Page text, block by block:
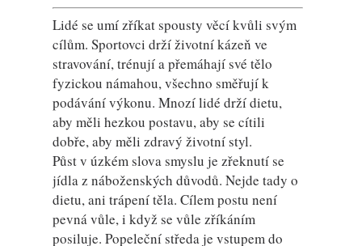
Lidé se umí zříkat spousty věcí kvůli svým
cílům. Sportovci drží životní kázeň ve
stravování, trénují a přemáhají své tělo
fyzickou námahou, všechno směřují k
podávání výkonu. Mnozí lidé drží dietu,
aby měli hezkou postavu, aby se cítili
dobře, aby měli zdravý životní styl.
Půst v úzkém slova smyslu je zřeknutí se
jídla z náboženských důvodů. Nejde tady o
dietu, ani trápení těla. Cílem postu není
pevná vůle, i když se vůle zříkáním
posiluje. Popeleční středa je vstupem do